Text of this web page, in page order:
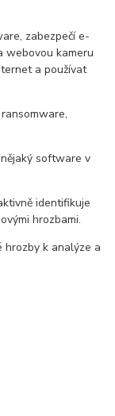
zabezpečí e-
webovou kameru
a používat
software v
identifikuje
hrozbami.
hrozby k analýze a